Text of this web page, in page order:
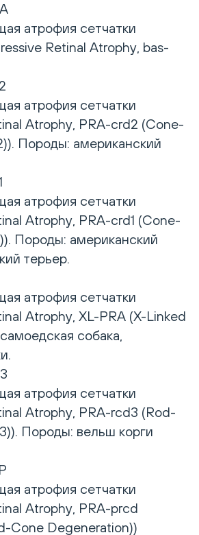
атрофия сетчатки
Retinal Atrophy, bas-
атрофия сетчатки
Atrophy, PRA-crd2 (Cоne-
Породы: американский
атрофия сетчатки
Atrophy, PRA-crd1 (Cоne-
Породы: американский
терьер.
атрофия сетчатки
Atrophy, XL-PRA (X-Linked
собака,
атрофия сетчатки
Atrophy, PRA-rcd3 (Rod-
Породы: вельш корги
атрофия сетчатки
Atrophy, PRA-prcd
Cone Degeneration))